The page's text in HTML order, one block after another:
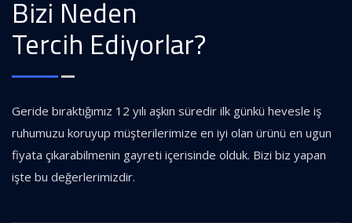
Bizi Neden
Tercih Ediyorlar?
Geride bıraktığımız 12 yılı aşkın süredir ilk günkü hevesle iş
ruhumuzu koruyup müşterilerimize en iyi olan ürünü en ugun
fiyata çıkarabilmenin gayreti içerisinde olduk. Bizi biz yapan
işte bu değerlerimizdir.